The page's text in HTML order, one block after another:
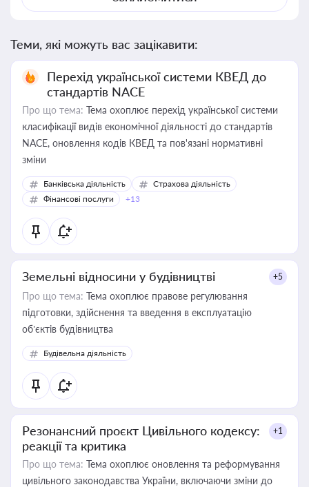
Теми, які можуть вас зацікавити:
Перехід української системи КВЕД до
стандартів NACE
Про що тема: Тема охоплює перехід української системи
класифікації видів економічної діяльності до стандартів
NACE, оновлення кодів КВЕД та пов'язані нормативні
зміни
Банківська діяльність
Страхова діяльність
Фінансові послуги
+13
Земельні відносини у будівництві +5
Про що тема: Тема охоплює правове регулювання
підготовки, здійснення та введення в експлуатацію
об’єктів будівництва
Будівельна діяльність
Резонансний проєкт Цивільного кодексу:
реакції та критика
+1
Про що тема: Тема охоплює оновлення та реформування
цивільного законодавства України, включаючи зміни до